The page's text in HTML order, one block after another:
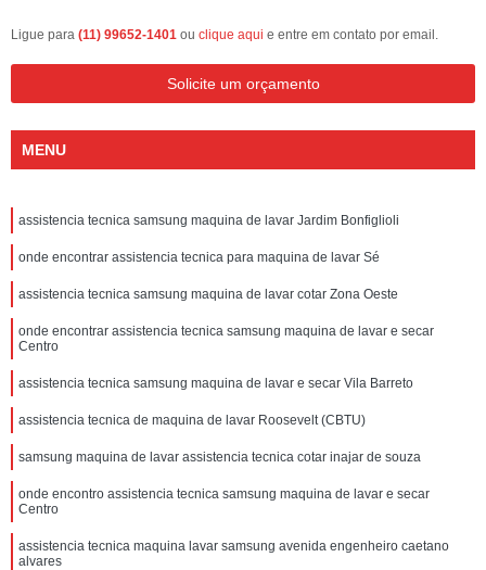
Ligue para (11) 99652-1401 ou clique aqui e entre em contato por email.
Solicite um orçamento
MENU
assistencia tecnica samsung maquina de lavar Jardim Bonfiglioli
onde encontrar assistencia tecnica para maquina de lavar Sé
assistencia tecnica samsung maquina de lavar cotar Zona Oeste
onde encontrar assistencia tecnica samsung maquina de lavar e secar
Centro
assistencia tecnica samsung maquina de lavar e secar Vila Barreto
assistencia tecnica de maquina de lavar Roosevelt (CBTU)
samsung maquina de lavar assistencia tecnica cotar inajar de souza
onde encontro assistencia tecnica samsung maquina de lavar e secar
Centro
assistencia tecnica maquina lavar samsung avenida engenheiro caetano
alvares